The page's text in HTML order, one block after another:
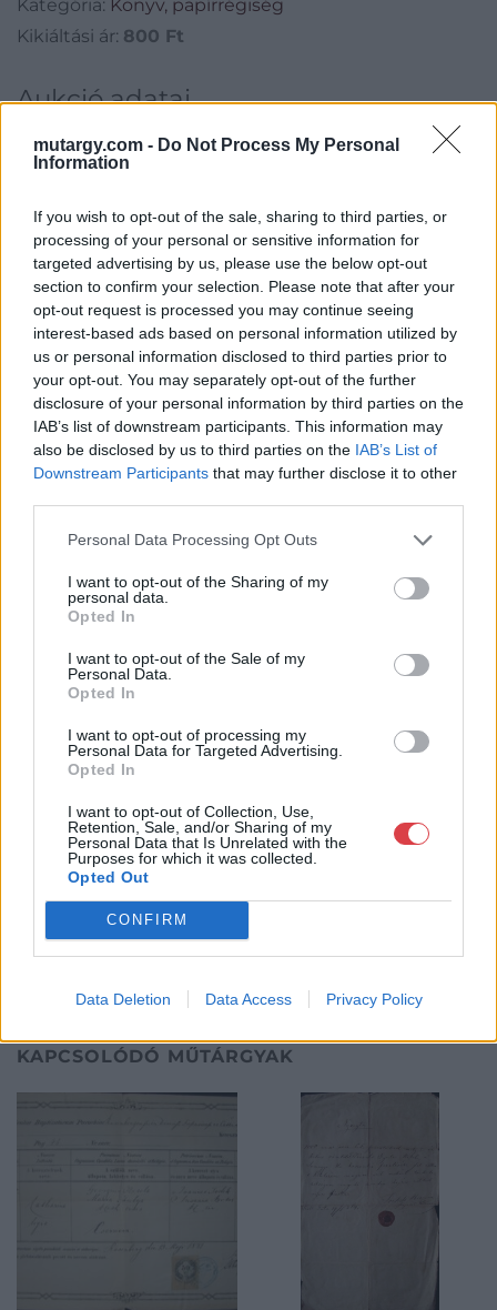
mutargy.com - Do Not Process My Personal
Information
If you wish to opt-out of the sale, sharing to third parties, or
processing of your personal or sensitive information for
targeted advertising by us, please use the below opt-out
section to confirm your selection. Please note that after your
opt-out request is processed you may continue seeing
interest-based ads based on personal information utilized by
us or personal information disclosed to third parties prior to
your opt-out. You may separately opt-out of the further
disclosure of your personal information by third parties on the
IAB’s list of downstream participants. This information may
also be disclosed by us to third parties on the IAB’s List of
Downstream Participants that may further disclose it to other
Personal Data Processing Opt Outs
I want to opt-out of the Sharing of my
personal data.
Opted In
I want to opt-out of the Sale of my
Personal Data.
Opted In
I want to opt-out of processing my
Personal Data for Targeted Advertising.
Opted In
I want to opt-out of Collection, Use,
Retention, Sale, and/or Sharing of my
Personal Data that Is Unrelated with the
Purposes for which it was collected.
Opted Out
CONFIRM
Data Deletion Data Access Privacy Policy
Kategória: Könyv, papírrégiség
Kikiáltási ár: 800 Ft
Aukció adatai
Aukció neve: 57. Online aukció
Aukció dátuma: 2017.06.01
Aukció helye: Krisztina Aukciósház
Tételszám: 1467
Eladó adatai
Eladó: Krisztina Aukciósház
Cím: Tóthné Vad Eszter
8346 Gógánfa Vasút utca 36
Telefon: 30-9136069
Weboldal:
bélyeg előtti leveleket, I. és II. Világháborús tábori
postaküldeményeket, képeslapokat, levélborítékokat,
fényképeket, térképeket, könyveket, egyéb papírrégiségeket
kínál a történelem szerelmeseinek, gyűjtőknek és minden
érdeklődőnek. Az Aukciósház a gyűjtőszenvedélyt a licitálás
izgalmával ötvözve három hetente induló aukciókon jelenik
további egy hétig fix áron kínálja termékeit, hogy az érdeklődők
további értékes darabokkal gazdagodhassanak. Akik nem
beadhatják értékesítésre.
GALÉRIA TOVÁBBI MŰTÁRGYAI
KAPCSOLÓDÓ MŰTÁRGYAK